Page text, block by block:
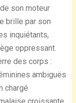
son moteur
brille par son
inquiétants,
oppressant.
des corps :
ambiguës
chargé